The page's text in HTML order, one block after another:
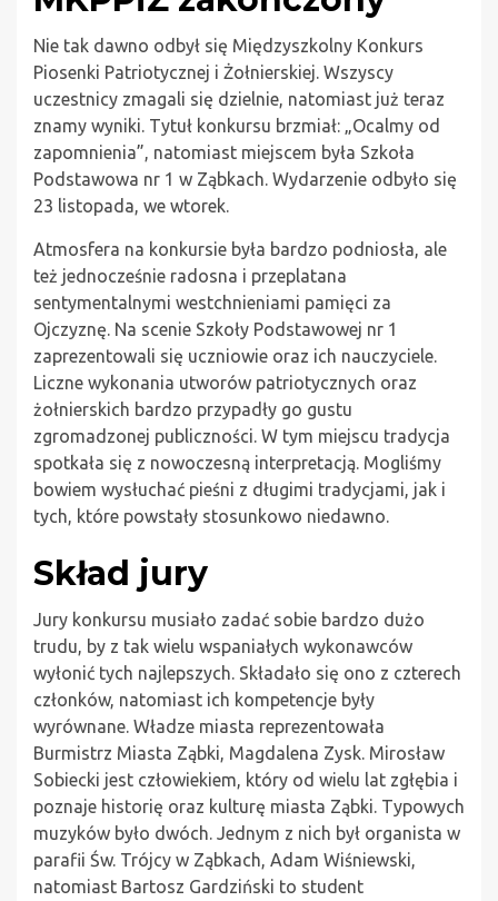
Nie tak dawno odbył się Międzyszkolny Konkurs
Piosenki Patriotycznej i Żołnierskiej. Wszyscy
uczestnicy zmagali się dzielnie, natomiast już teraz
znamy wyniki. Tytuł konkursu brzmiał: „Ocalmy od
zapomnienia”, natomiast miejscem była Szkoła
Podstawowa nr 1 w Ząbkach. Wydarzenie odbyło się
23 listopada, we wtorek.
Atmosfera na konkursie była bardzo podniosła, ale
też jednocześnie radosna i przeplatana
sentymentalnymi westchnieniami pamięci za
Ojczyznę. Na scenie Szkoły Podstawowej nr 1
zaprezentowali się uczniowie oraz ich nauczyciele.
Liczne wykonania utworów patriotycznych oraz
żołnierskich bardzo przypadły go gustu
zgromadzonej publiczności. W tym miejscu tradycja
spotkała się z nowoczesną interpretacją. Mogliśmy
bowiem wysłuchać pieśni z długimi tradycjami, jak i
tych, które powstały stosunkowo niedawno.
Skład jury
Jury konkursu musiało zadać sobie bardzo dużo
trudu, by z tak wielu wspaniałych wykonawców
wyłonić tych najlepszych. Składało się ono z czterech
członków, natomiast ich kompetencje były
wyrównane. Władze miasta reprezentowała
Burmistrz Miasta Ząbki, Magdalena Zysk. Mirosław
Sobiecki jest człowiekiem, który od wielu lat zgłębia i
poznaje historię oraz kulturę miasta Ząbki. Typowych
muzyków było dwóch. Jednym z nich był organista w
parafii Św. Trójcy w Ząbkach, Adam Wiśniewski,
natomiast Bartosz Gardziński to student